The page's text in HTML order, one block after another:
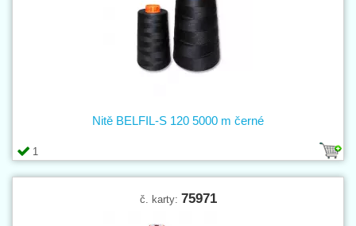
1
Nitě BELFIL-S 120 5000 m černé
č. karty: 75971